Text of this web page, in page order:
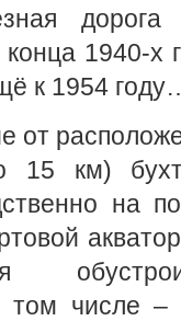
1940-х
к 1954
от
15 км)
на
том числе